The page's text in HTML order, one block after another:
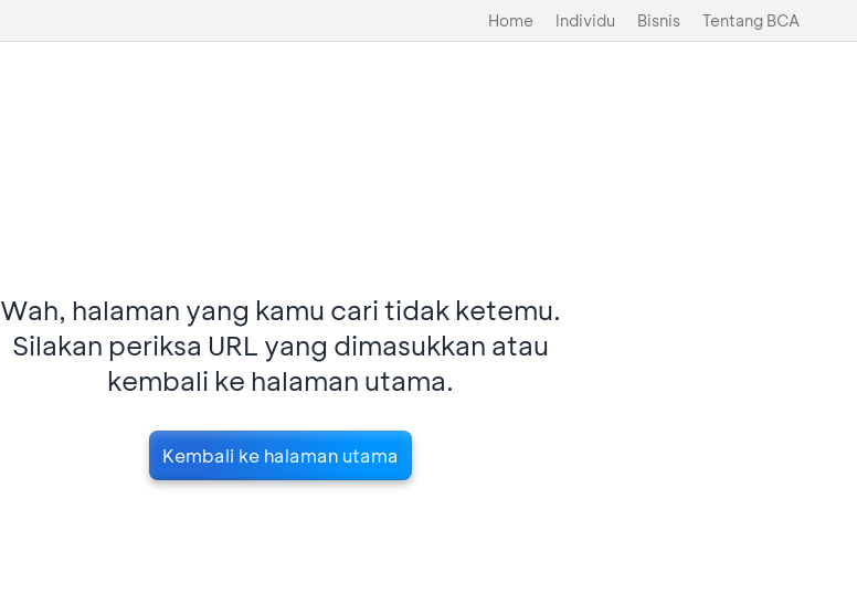
Home Individu Bisnis Tentang BCA
Wah, halaman yang kamu cari tidak ketemu.
Silakan periksa URL yang dimasukkan atau
kembali ke halaman utama.
Kembali ke halaman utama